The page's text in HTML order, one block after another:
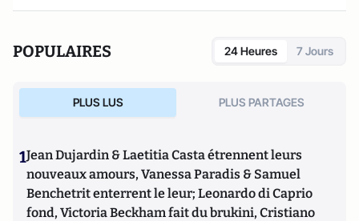
POPULAIRES 24 Heures 7 Jours
PLUS LUS PLUS PARTAGES
1Jean Dujardin & Laetitia Casta étrennent leurs
nouveaux amours, Vanessa Paradis & Samuel
Benchetrit enterrent le leur; Leonardo di Caprio
fond, Victoria Beckham fait du brukini, Cristiano